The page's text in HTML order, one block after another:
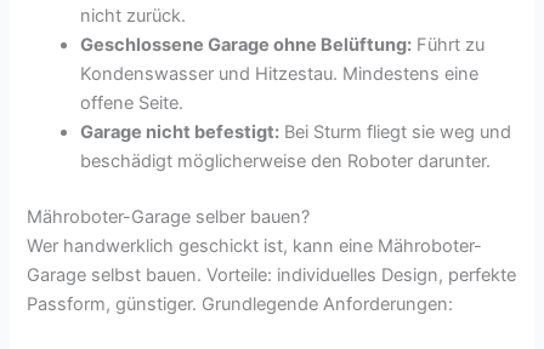
nicht zurück.
Geschlossene Garage ohne Belüftung: Führt zu
Kondenswasser und Hitzestau. Mindestens eine
offene Seite.
Garage nicht befestigt: Bei Sturm fliegt sie weg und
beschädigt möglicherweise den Roboter darunter.
Mähroboter-Garage selber bauen?
Wer handwerklich geschickt ist, kann eine Mähroboter-
Garage selbst bauen. Vorteile: individuelles Design, perfekte
Passform, günstiger. Grundlegende Anforderungen: